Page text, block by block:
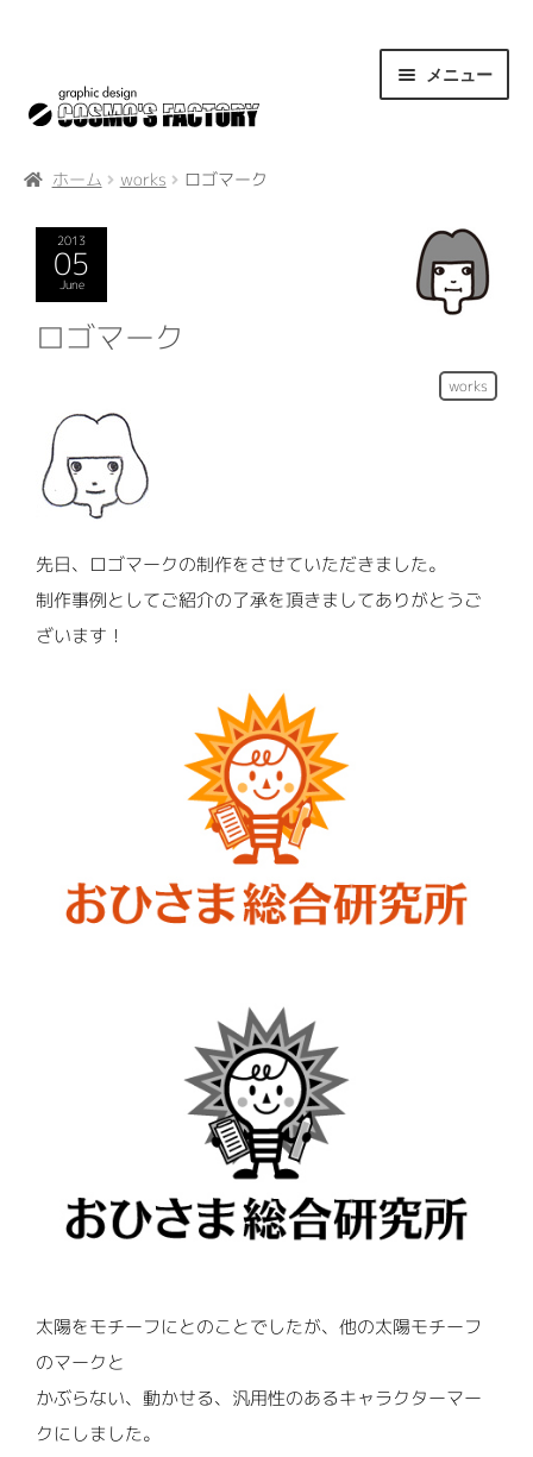
ゲ
ー
へ
テ
ン
キ
メニュー
about us
contact
weblog
works
information
FONT
ホーム works ロゴマーク
2013
05
June
ロゴマーク
works
先日、ロゴマークの制作をさせていただきました。
制作事例としてご紹介の了承を頂きましてありがとうご
ざいます！
太陽をモチーフにとのことでしたが、他の太陽モチーフ
のマークと
かぶらない、動かせる、汎用性のあるキャラクターマー
クにしました。